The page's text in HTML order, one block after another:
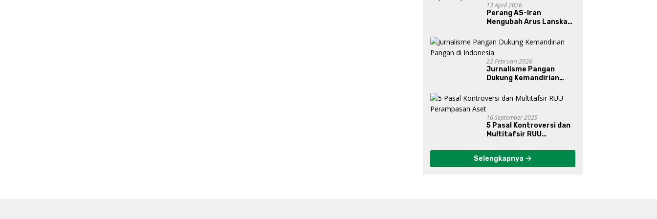
13 April 2026
Perang AS-Iran
Mengubah Arus Lanskap
Bawah Kepemimpinan
Prabowo-Gibran?
22 Februari 2026
Jurnalisme Pangan
Dukung Kemandirian
16 September 2025
5 Pasal Kontroversi dan
Multitafsir RUU
Selengkapnya